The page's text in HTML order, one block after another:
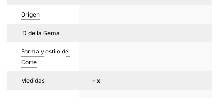
Origen
ID de la Gema
Forma y estilo del
Corte
Medidas - x